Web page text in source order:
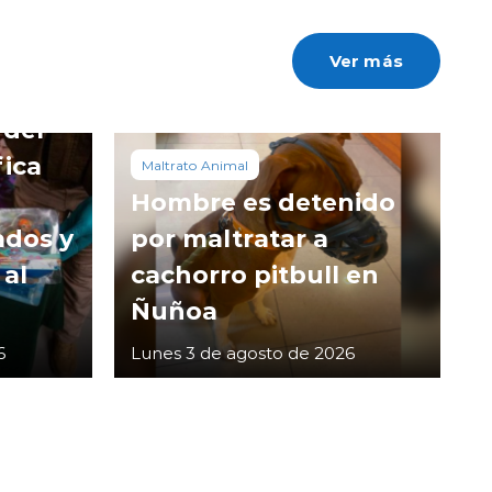
Ver más
y
Maltrato Animal
Hombre es detenido
por maltratar a
cachorro pitbull en
Ñuñoa
Lunes 3 de agosto de 2026